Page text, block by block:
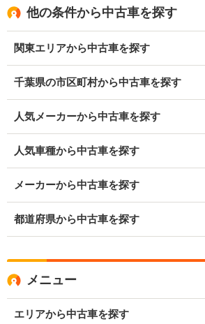
他の条件から中古車を探す
関東エリアから中古車を探す
千葉県の市区町村から中古車を探す
人気メーカーから中古車を探す
人気車種から中古車を探す
メーカーから中古車を探す
都道府県から中古車を探す
メニュー
エリアから中古車を探す